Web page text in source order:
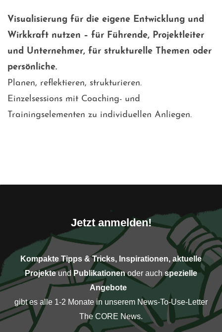
Visualisierung für die eigene Entwicklung und
Wirkkraft nutzen – für Führende, Projektleiter
und Unternehmer, für strukturelle Themen oder
persönliche.
Planen, reflektieren, strukturieren.
Einzelsessions mit Coaching- und
Trainingselementen zu individuellen Anliegen.
Jetzt anmelden!
Kompakte Tipps & Tricks, Inspirationen, aktuelle
ProjekteundPublikationenoder auchspezielle
Angebote
gibt es alle 1-2 Monate in unserem News-To-Use-Letter
The CORE News.